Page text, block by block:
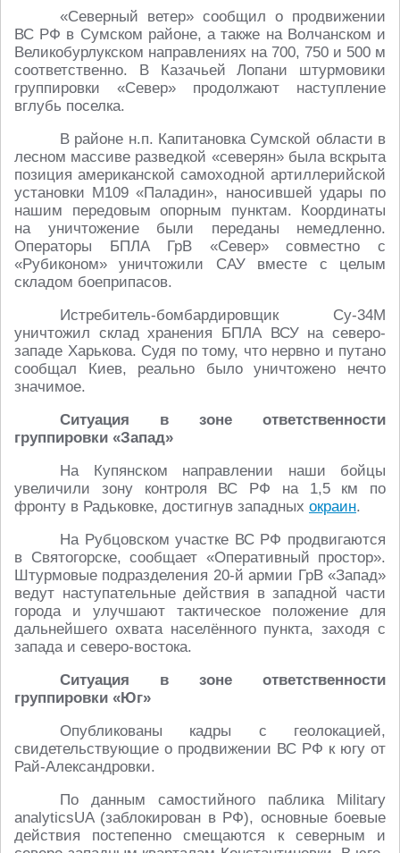
«Северный ветер» сообщил о продвижении
ВС РФ в Сумском районе, а также на Волчанском и
Великобурлукском направлениях на 700, 750 и 500 м
соответственно. В Казачьей Лопани штурмовики
группировки «Север» продолжают наступление
вглубь поселка.
В районе н.п. Капитановка Сумской области в
лесном массиве разведкой «северян» была вскрыта
позиция американской самоходной артиллерийской
установки М109 «Паладин», наносившей удары по
нашим передовым опорным пунктам. Координаты
на уничтожение были переданы немедленно.
Операторы БПЛА ГрВ «Север» совместно с
«Рубиконом» уничтожили САУ вместе с целым
складом боеприпасов.
Истребитель-бомбардировщик Су-34М
уничтожил склад хранения БПЛА ВСУ на северо-
западе Харькова. Судя по тому, что нервно и путано
сообщал Киев, реально было уничтожено нечто
значимое.
Ситуация в зоне ответственности
группировки «Запад»
На Купянском направлении наши бойцы
увеличили зону контроля ВС РФ на 1,5 км по
фронту в Радьковке, достигнув западных окраин.
На Рубцовском участке ВС РФ продвигаются
в Святогорске, сообщает «Оперативный простор».
Штурмовые подразделения 20-й армии ГрВ «Запад»
ведут наступательные действия в западной части
города и улучшают тактическое положение для
дальнейшего охвата населённого пункта, заходя с
запада и северо-востока.
Ситуация в зоне ответственности
группировки «Юг»
Опубликованы кадры с геолокацией,
свидетельствующие о продвижении ВС РФ к югу от
Рай-Александровки.
По данным самостийного паблика Military
analyticsUA (заблокирован в РФ), основные боевые
действия постепенно смещаются к северным и